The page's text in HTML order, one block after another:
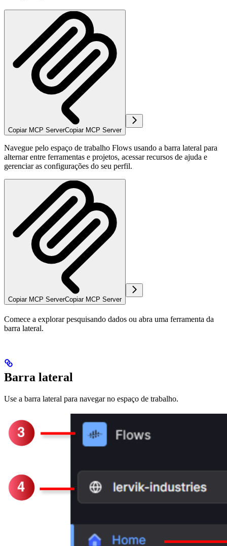
Copiar MCP ServerCopiar MCP Server
Navegue pelo espaço de trabalho Flows usando a barra lateral para
alternar entre ferramentas e projetos, acessar recursos de ajuda e
gerenciar as configurações do seu perfil.
Copiar MCP ServerCopiar MCP Server
Comece a explorar pesquisando dados ou abra uma ferramenta da
barra lateral.
Barra lateral
Use a barra lateral para navegar no espaço de trabalho.